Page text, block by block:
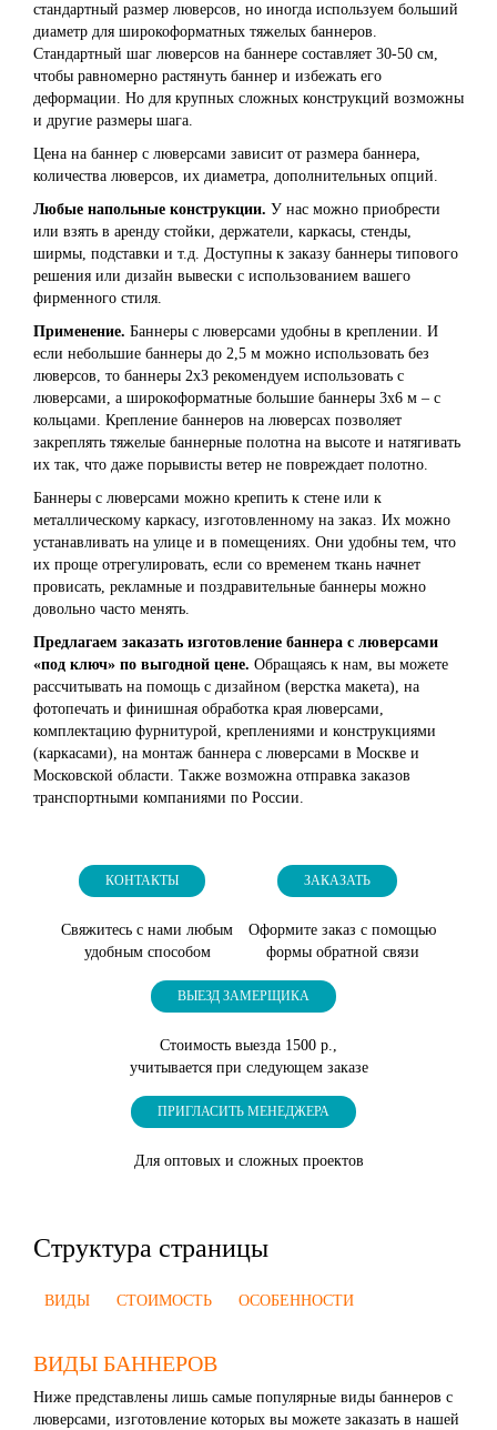
стандартный размер люверсов, но иногда используем больший
диаметр для широкоформатных тяжелых баннеров.
Стандартный шаг люверсов на баннере составляет 30-50 см,
чтобы равномерно растянуть баннер и избежать его
деформации. Но для крупных сложных конструкций возможны
и другие размеры шага.
Цена на баннер с люверсами зависит от размера баннера,
количества люверсов, их диаметра, дополнительных опций.
Любые напольные конструкции. У нас можно приобрести
или взять в аренду стойки, держатели, каркасы, стенды,
ширмы, подставки и т.д. Доступны к заказу баннеры типового
решения или дизайн вывески с использованием вашего
фирменного стиля.
Применение. Баннеры с люверсами удобны в креплении. И
если небольшие баннеры до 2,5 м можно использовать без
люверсов, то баннеры 2х3 рекомендуем использовать с
люверсами, а широкоформатные большие баннеры 3х6 м – с
кольцами. Крепление баннеров на люверсах позволяет
закреплять тяжелые баннерные полотна на высоте и натягивать
их так, что даже порывисты ветер не повреждает полотно.
Баннеры с люверсами можно крепить к стене или к
металлическому каркасу, изготовленному на заказ. Их можно
устанавливать на улице и в помещениях. Они удобны тем, что
их проще отрегулировать, если со временем ткань начнет
провисать, рекламные и поздравительные баннеры можно
довольно часто менять.
Предлагаем заказать изготовление баннера с люверсами
«под ключ» по выгодной цене. Обращаясь к нам, вы можете
рассчитывать на помощь с дизайном (верстка макета), на
фотопечать и финишная обработка края люверсами,
комплектацию фурнитурой, креплениями и конструкциями
(каркасами), на монтаж баннера с люверсами в Москве и
Московской области. Также возможна отправка заказов
транспортными компаниями по России.
КОНТАКТЫ
Свяжитесь с нами любым
удобным способом
ЗАКАЗАТЬ
Оформите заказ с помощью
формы обратной связи
ВЫЕЗД ЗАМЕРЩИКА
Стоимость выезда 1500 р.,
учитывается при следующем заказе
ПРИГЛАСИТЬ МЕНЕДЖЕРА
Для оптовых и сложных проектов
Структура страницы
ВИДЫ СТОИМОСТЬ ОСОБЕННОСТИ
ВИДЫ БАННЕРОВ
Ниже представлены лишь самые популярные виды баннеров с
люверсами, изготовление которых вы можете заказать в нашей